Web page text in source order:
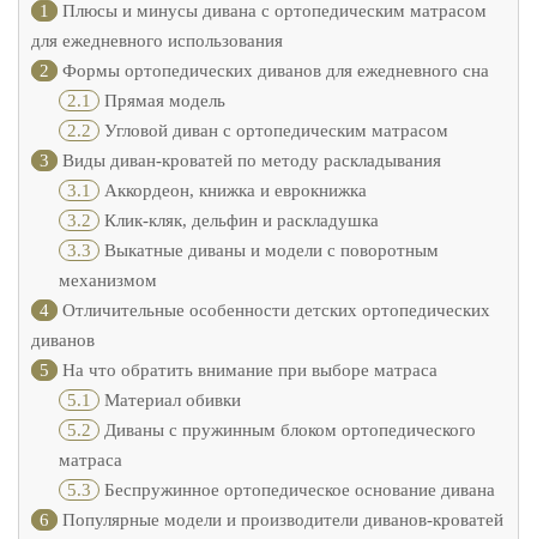
1
Плюсы и минусы дивана с ортопедическим матрасом
для ежедневного использования
2
Формы ортопедических диванов для ежедневного сна
2.1 Прямая модель
2.2 Угловой диван с ортопедическим матрасом
3
Виды диван-кроватей по методу раскладывания
3.1 Аккордеон, книжка и еврокнижка
3.2 Клик-кляк, дельфин и раскладушка
3.3 Выкатные диваны и модели с поворотным
механизмом
4
Отличительные особенности детских ортопедических
диванов
5
На что обратить внимание при выборе матраса
5.1 Материал обивки
5.2 Диваны с пружинным блоком ортопедического
матраса
5.3 Беспружинное ортопедическое основание дивана
6
Популярные модели и производители диванов-кроватей